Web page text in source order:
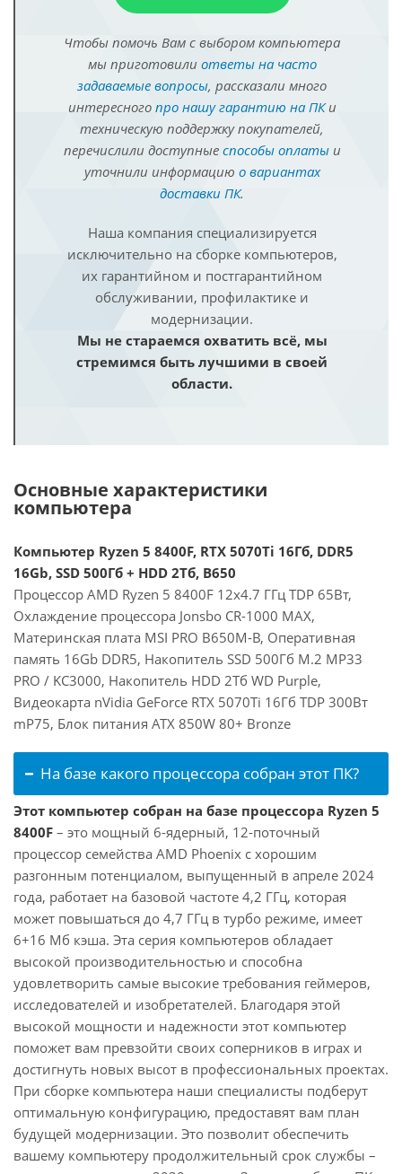
Чтобы помочь Вам с выбором компьютера
мы приготовили ответы на часто
задаваемые вопросы, рассказали много
интересного про нашу гарантию на ПКи
техническую поддержку покупателей,
перечислили доступные способы оплатыи
уточнили информацию о вариантах
доставки ПК.
Наша компания специализируется
исключительно на сборке компьютеров,
их гарантийном и постгарантийном
обслуживании, профилактике и
модернизации.
Мы не стараемся охватить всё, мы
стремимся быть лучшими в своей
области.
Основные характеристики
компьютера
Компьютер Ryzen 5 8400F, RTX 5070Ti 16Гб, DDR5
16Gb, SSD 500Гб + HDD 2Тб, B650
Процессор AMD Ryzen 5 8400F 12x4.7 ГГц TDP 65Вт,
Охлаждение процессора Jonsbo CR-1000 MAX,
Материнская плата MSI PRO B650M-B, Оперативная
память 16Gb DDR5, Накопитель SSD 500Гб M.2 MP33
PRO / KC3000, Накопитель HDD 2Тб WD Purple,
Видеокарта nVidia GeForce RTX 5070Ti 16Гб TDP 300Вт
mP75, Блок питания ATX 850W 80+ Bronze
На базе какого процессора собран этот ПК?
Этот компьютер собран на базе процессора Ryzen 5
8400F – это мощный 6-ядерный, 12-поточный
процессор семейства AMD Phoenix с хорошим
разгонным потенциалом, выпущенный в апреле 2024
года, работает на базовой частоте 4,2 ГГц, которая
может повышаться до 4,7 ГГц в турбо режиме, имеет
6+16 Мб кэша. Эта серия компьютеров обладает
высокой производительностью и способна
удовлетворить самые высокие требования геймеров,
исследователей и изобретателей. Благодаря этой
высокой мощности и надежности этот компьютер
поможет вам превзойти своих соперников в играх и
достигнуть новых высот в профессиональных проектах.
При сборке компьютера наши специалисты подберут
оптимальную конфигурацию, предоставят вам план
будущей модернизации. Это позволит обеспечить
вашему компьютеру продолжительный срок службы –